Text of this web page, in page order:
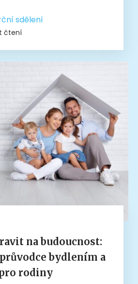
sdělení
čtení
na budoucnost:
bydlením a
rodiny